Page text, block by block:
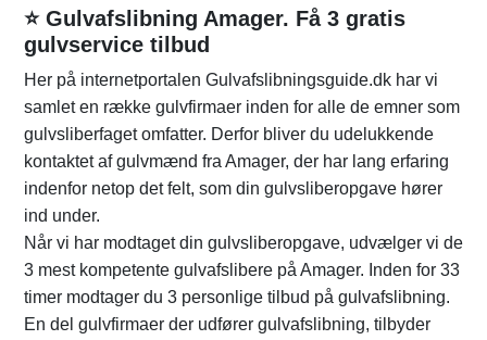
⭐ Gulvafslibning Amager. Få 3 gratis
gulvservice tilbud
Her på internetportalen Gulvafslibningsguide.dk har vi
samlet en række gulvfirmaer inden for alle de emner som
gulvsliberfaget omfatter. Derfor bliver du udelukkende
kontaktet af gulvmænd fra Amager, der har lang erfaring
indenfor netop det felt, som din gulvsliberopgave hører
ind under.
Når vi har modtaget din gulvsliberopgave, udvælger vi de
3 mest kompetente gulvafslibere på Amager. Inden for 33
timer modtager du 3 personlige tilbud på gulvafslibning.
En del gulvfirmaer der udfører gulvafslibning, tilbyder